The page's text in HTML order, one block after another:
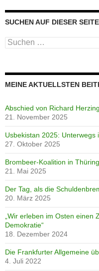
SUCHEN AUF DIESER
Suche
nach:
MEINE AKTUELLSTEN
Abschied von Richard
21. November 2025
Usbekistan 2025: Unterwegs
27. Oktober 2025
Brombeer-Koalition in
21. Mai 2025
Der Tag, als die
20. März 2025
„Wir erleben im Osten einen
Demokratie“
18. Dezember 2024
Die Frankfurter Allgemeine
4. Juli 2022